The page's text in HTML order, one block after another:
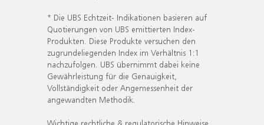
* Die UBS Echtzeit- Indikationen basieren auf
Quotierungen von UBS emittierten Index-
Produkten. Diese Produkte versuchen den
zugrundeliegenden Index im Verhältnis 1:1
nachzufolgen. UBS übernimmt dabei keine
Gewährleistung für die Genauigkeit,
Vollständigkeit oder Angemessenheit der
angewandten Methodik.